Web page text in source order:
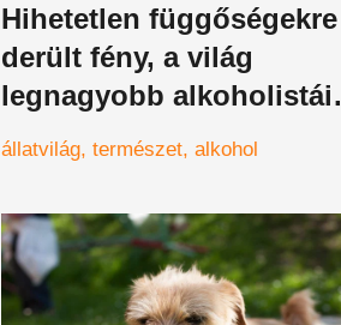
Hihetetlen függőségekre
derült fény, a világ
legnagyobb alkoholistáit
alig lehet megfékezni
állatvilág természet alkohol